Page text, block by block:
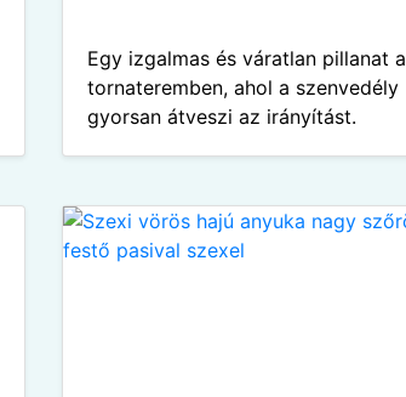
Egy izgalmas és váratlan pillanat a
tornateremben, ahol a szenvedély
gyorsan átveszi az irányítást.